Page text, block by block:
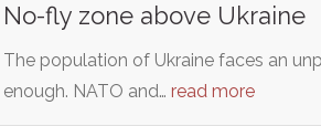
No-fly zone above Ukraine
The population of Ukraine faces an
enough. NATO and… read more